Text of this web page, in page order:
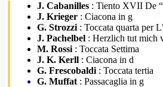
J. Cabanilles : Tiento XVII De
J. Krieger : Ciacona in g
G. Strozzi : Toccata quarta per
J. Pachelbel : Herzlich tut mich
M. Rossi : Toccata Settima
J. K. Kerll : Ciacona in d
G. Frescobaldi : Toccata tertia
G. Muffat : Passacaglia in g